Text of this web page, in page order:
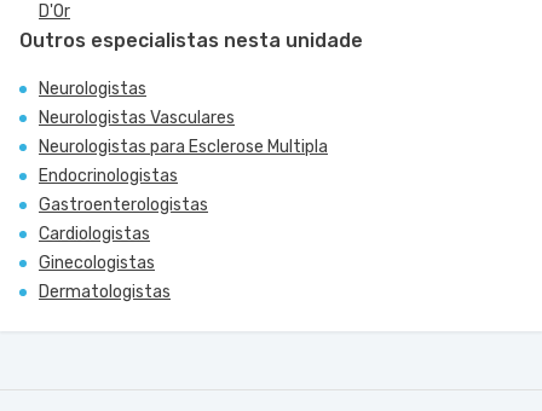
D'Or
Outros especialistas nesta unidade
Neurologistas
Neurologistas Vasculares
Neurologistas para Esclerose Multipla
Endocrinologistas
Gastroenterologistas
Cardiologistas
Ginecologistas
Dermatologistas